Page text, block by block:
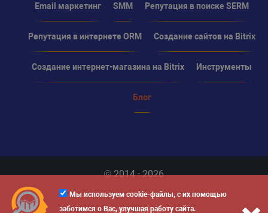
Мы используем cookie-файлы, с их помощью
заботимся о Вас, улучшая работу сайта.
Email маркетинг SMM Репутация в поиске SERM
Репутация в интернете ORM Создание сайтов на Bitrix
Создание интернет-магазина на Bitrix Инструменты
Блог
© 2014 - 2026
Карта сайта